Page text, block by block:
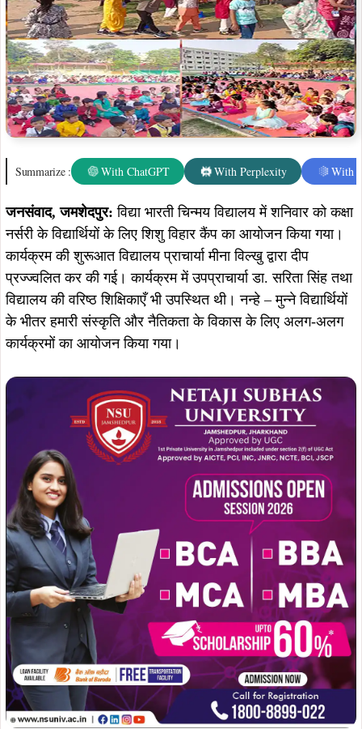
प्रज्ज्वलित कर की गई। कार्यक्रम में उपप्राचार्या डा. सरिता सिंह तथा
विद्यालय की वरिष्ठ शिक्षिकाएँ भी उपस्थित थी। नन्हे – मुन्ने विद्यार्थियों
के भीतर हमारी संस्कृति और नैतिकता के विकास के लिए अलग-अलग
कार्यक्रमों का आयोजन किया गया।